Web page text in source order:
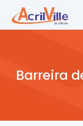
Barreira